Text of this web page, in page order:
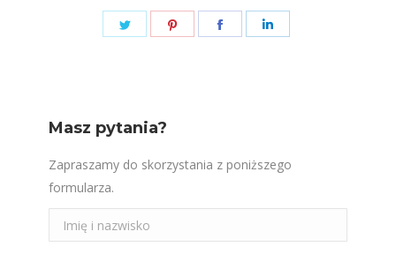
Share
Share
Share
Masz pytania?
Zapraszamy do skorzystania z poniższego
formularza.